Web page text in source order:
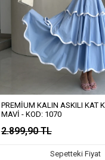
PREMIUM KALIN ASKILI KAT
MAVI - KOD: 1070
2.899,90 TL
Sepetteki Fiyat